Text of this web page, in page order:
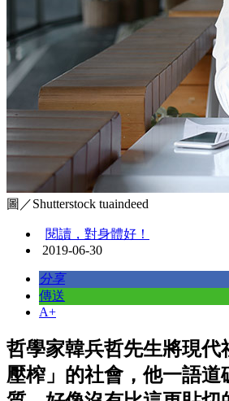
圖／Shutterstock tuaindeed
閱讀，對身體好！
2019-06-30
分享
傳送
A+
哲學家韓兵哲先生將現代
壓榨」的社會，他一語道